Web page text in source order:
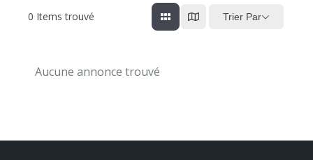
0 Items trouvé Trier Par
Aucune annonce trouvé